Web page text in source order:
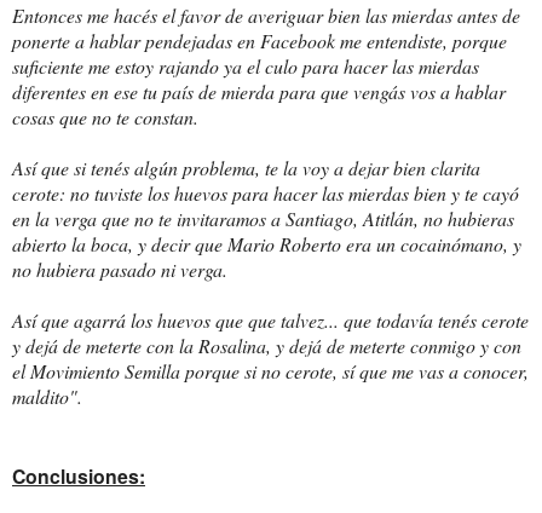
Entonces me hacés el favor de averiguar bien las mierdas antes de
ponerte a hablar pendejadas en Facebook me entendiste, porque
suficiente me estoy rajando ya el culo para hacer las mierdas
diferentes en ese tu país de mierda para que vengás vos a hablar
cosas que no te constan.
Así que si tenés algún problema, te la voy a dejar bien clarita
cerote: no tuviste los huevos para hacer las mierdas bien y te cayó
en la verga que no te invitaramos a Santiago, Atitlán, no hubieras
abierto la boca, y decir que Mario Roberto era un cocainómano, y
no hubiera pasado ni verga.
Así que agarrá los huevos que que talvez... que todavía tenés cerote
y dejá de meterte con la Rosalina, y dejá de meterte conmigo y con
el Movimiento Semilla porque si no cerote, sí que me vas a conocer,
maldito".
Conclusiones: